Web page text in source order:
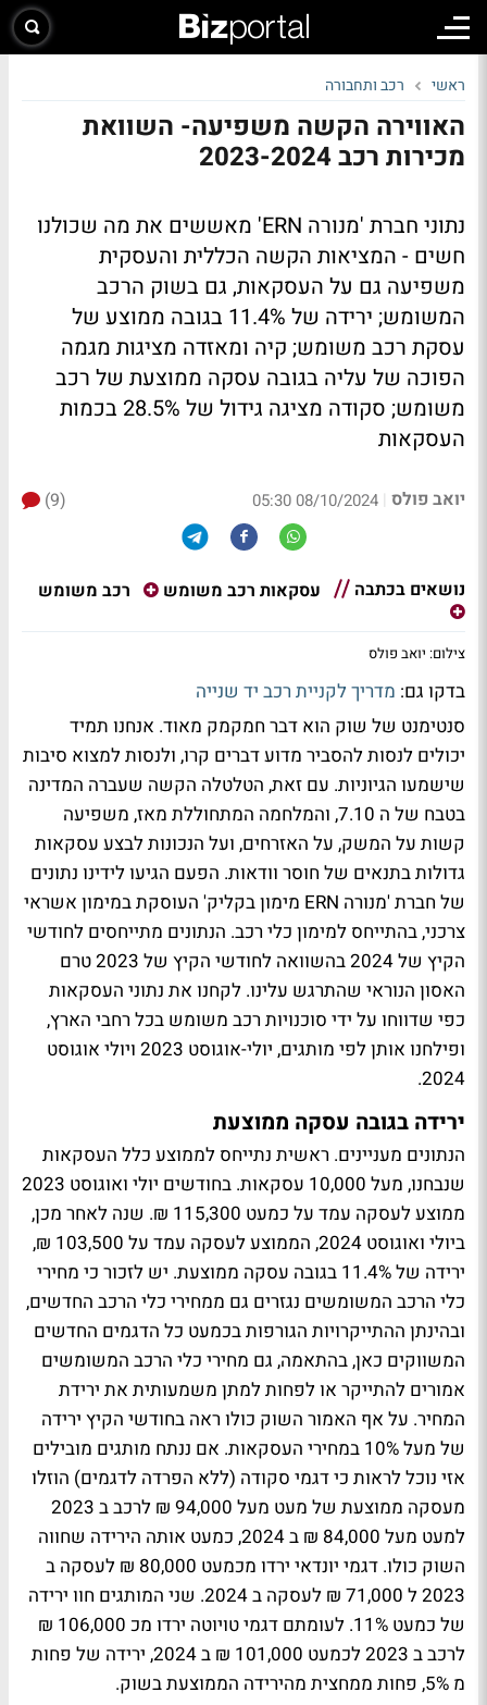
ראשי רכב ותחבורה
האווירה הקשה משפיעה- השוואת
מכירות רכב 2023-2024
נתוני חברת 'מנורה ERN' מאששים את מה שכולנו
חשים - המציאות הקשה הכללית והעסקית
משפיעה גם על העסקאות, גם בשוק הרכב
המשומש; ירידה של 11.4% בגובה ממוצע של
עסקת רכב משומש; קיה ומאזדה מציגות מגמה
הפוכה של עליה בגובה עסקה ממוצעת של רכב
משומש; סקודה מציגה גידול של 28.5% בכמות
העסקאות
יואב פולס |
08/10/2024 05:30
(9)
נושאים בכתבה עסקאות רכב משומש רכב משומש
צילום: יואב פולס
בדקו גם: מדריך לקניית רכב יד שנייה
סנטימנט של שוק הוא דבר חמקמק מאוד. אנחנו תמיד
יכולים לנסות להסביר מדוע דברים קרו, ולנסות למצוא סיבות
שישמעו הגיוניות. עם זאת, הטלטלה הקשה שעברה המדינה
בטבח של ה 7.10, והמלחמה המתחוללת מאז, משפיעה
קשות על המשק, על האזרחים, ועל הנכונות לבצע עסקאות
גדולות בתנאים של חוסר וודאות. הפעם הגיעו לידינו נתונים
של חברת 'מנורה ERN מימון בקליק' העוסקת במימון אשראי
צרכני, בהתייחס למימון כלי רכב. הנתונים מתייחסים לחודשי
הקיץ של 2024 בהשוואה לחודשי הקיץ של 2023 טרם
האסון הנוראי שהתרגש עלינו. לקחנו את נתוני העסקאות
כפי שדווחו על ידי סוכנויות רכב משומש בכל רחבי הארץ,
ופילחנו אותן לפי מותגים, יולי-אוגוסט 2023 ויולי אוגוסט
2024.
ירידה בגובה עסקה ממוצעת
הנתונים מעניינים. ראשית נתייחס לממוצע כלל העסקאות
שנבחנו, מעל 10,000 עסקאות. בחודשים יולי ואוגוסט 2023
ממוצע לעסקה עמד על כמעט 115,300 ₪. שנה לאחר מכן,
ביולי ואוגוסט 2024, הממוצע לעסקה עמד על 103,500 ₪,
ירידה של 11.4% בגובה עסקה ממוצעת. יש לזכור כי מחירי
כלי הרכב המשומשים נגזרים גם ממחירי כלי הרכב החדשים,
ובהינתן ההתייקרויות הגורפות בכמעט כל הדגמים החדשים
המשווקים כאן, בהתאמה, גם מחירי כלי הרכב המשומשים
אמורים להתייקר או לפחות למתן משמעותית את ירידת
המחיר. על אף האמור השוק כולו ראה בחודשי הקיץ ירידה
של מעל 10% במחירי העסקאות. אם ננתח מותגים מובילים
אזי נוכל לראות כי דגמי סקודה (ללא הפרדה לדגמים) הוזלו
מעסקה ממוצעת של מעט מעל 94,000 ₪ לרכב ב 2023
למעט מעל 84,000 ₪ ב 2024, כמעט אותה הירידה שחווה
השוק כולו. דגמי יונדאי ירדו מכמעט 80,000 ₪ לעסקה ב
2023 ל 71,000 ₪ לעסקה ב 2024. שני המותגים חוו ירידה
של כמעט 11%. לעומתם דגמי טויוטה ירדו מכ 106,000 ₪
לרכב ב 2023 לכמעט 101,000 ₪ ב 2024, ירידה של פחות
מ 5%, פחות ממחצית מהירידה הממוצעת בשוק.